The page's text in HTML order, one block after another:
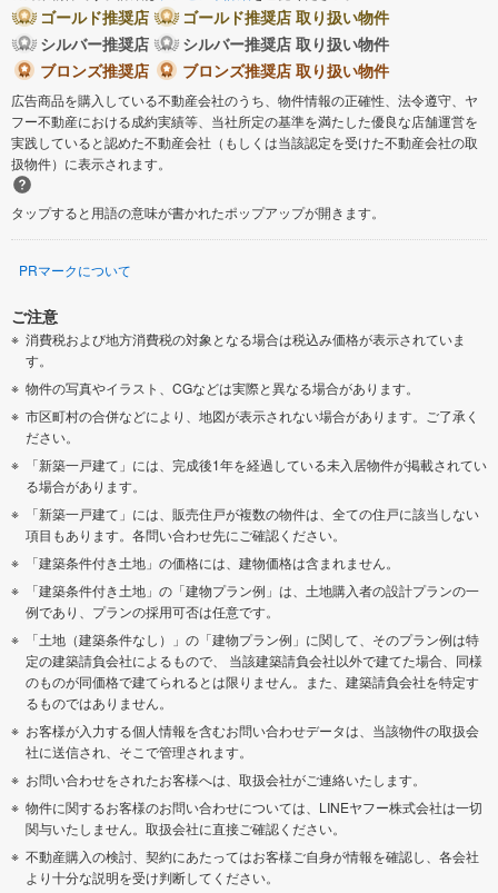
ゴールド推奨店
ゴールド推奨店 取り扱い物件
シルバー推奨店
シルバー推奨店 取り扱い物件
ブロンズ推奨店
ブロンズ推奨店 取り扱い物件
広告商品を購入している不動産会社のうち、物件情報の正確性、法令遵守、ヤ
フー不動産における成約実績等、当社所定の基準を満たした優良な店舗運営を
実践していると認めた不動産会社（もしくは当該認定を受けた不動産会社の取
扱物件）に表示されます。
タップすると用語の意味が書かれたポップアップが開きます。
PRマークについて
ご注意
消費税および地方消費税の対象となる場合は税込み価格が表示されていま
す。
物件の写真やイラスト、CGなどは実際と異なる場合があります。
市区町村の合併などにより、地図が表示されない場合があります。ご了承く
ださい。
「新築一戸建て」には、完成後1年を経過している未入居物件が掲載されてい
る場合があります。
「新築一戸建て」には、販売住戸が複数の物件は、全ての住戸に該当しない
項目もあります。各問い合わせ先にご確認ください。
「建築条件付き土地」の価格には、建物価格は含まれません。
「建築条件付き土地」の「建物プラン例」は、土地購入者の設計プランの一
例であり、プランの採用可否は任意です。
「土地（建築条件なし）」の「建物プラン例」に関して、そのプラン例は特
定の建築請負会社によるもので、 当該建築請負会社以外で建てた場合、同様
のものが同価格で建てられるとは限りません。また、建築請負会社を特定す
るものではありません。
お客様が入力する個人情報を含むお問い合わせデータは、当該物件の取扱会
社に送信され、そこで管理されます。
お問い合わせをされたお客様へは、取扱会社がご連絡いたします。
物件に関するお客様のお問い合わせについては、LINEヤフー株式会社は一切
関与いたしません。取扱会社に直接ご確認ください。
不動産購入の検討、契約にあたってはお客様ご自身が情報を確認し、各会社
より十分な説明を受け判断してください。